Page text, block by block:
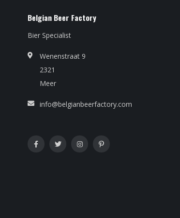
Belgian Beer Factory
Bier Specialist
Wenenstraat 9
2321
Meer
info@belgianbeerfactory.com